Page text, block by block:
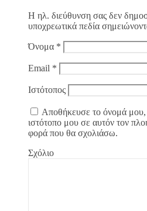
Η ηλ. διεύθυνση σας δεν
υποχρεωτικά πεδία
Όνομα *
Email *
Ιστότοπος
Αποθήκευσε το όνομά μου,
ιστότοπο μου σε αυτόν τον
φορά που θα σχολιάσω.
Σχόλιο